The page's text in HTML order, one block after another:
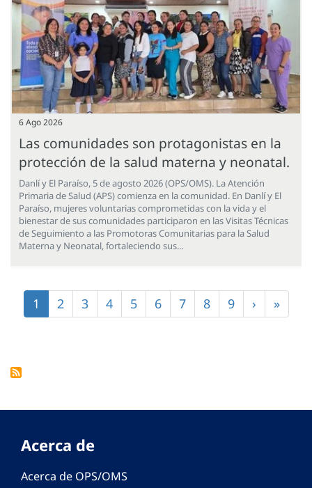
6 Ago 2026
Las comunidades son protagonistas en la
protección de la salud materna y neonatal.
Danlí y El Paraíso, 5 de agosto 2026 (OPS/OMS). La Atención
Primaria de Salud (APS) comienza en la comunidad. En Danlí y El
Paraíso, mujeres voluntarias comprometidas con la vida y el
bienestar de sus comunidades participaron en las Visitas Técnicas
de Seguimiento a las Promotoras Comunitarias para la Salud
Materna y Neonatal, fortaleciendo sus...
Página
actual
1 Página
2 Página
3 Página
4 Página
5 Página
6 Página
7 Página
8 Página
9
Siguiente
página
› »
Acerca de
Acerca de OPS/OMS